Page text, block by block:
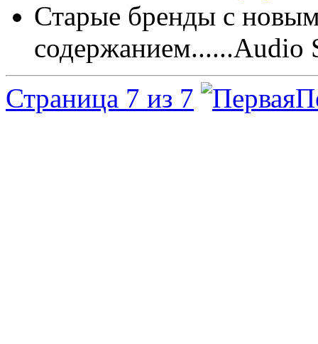
Старые бренды с
содержанием......Audio
Страница 7 из 7